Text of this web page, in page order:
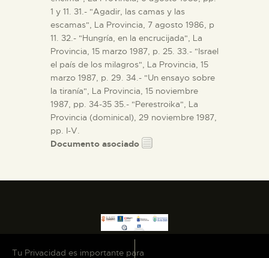
1 y 11. 31.- "Agadir, las camas y las
escamas", La Provincia, 7 agosto 1986, p
11. 32.- "Hungría, en la encrucijada", La
Provincia, 15 marzo 1987, p. 25. 33.- "Israel
el país de los milagros", La Provincia, 15
marzo 1987, p. 29. 34.- "Un ensayo sobre
la tiranía", La Provincia, 15 noviembre
1987, pp. 34-35 35.- "Perestroika", La
Provincia (dominical), 29 noviembre 1987,
pp. I-V.
Documento asociado
Tu Privacidad es importante para